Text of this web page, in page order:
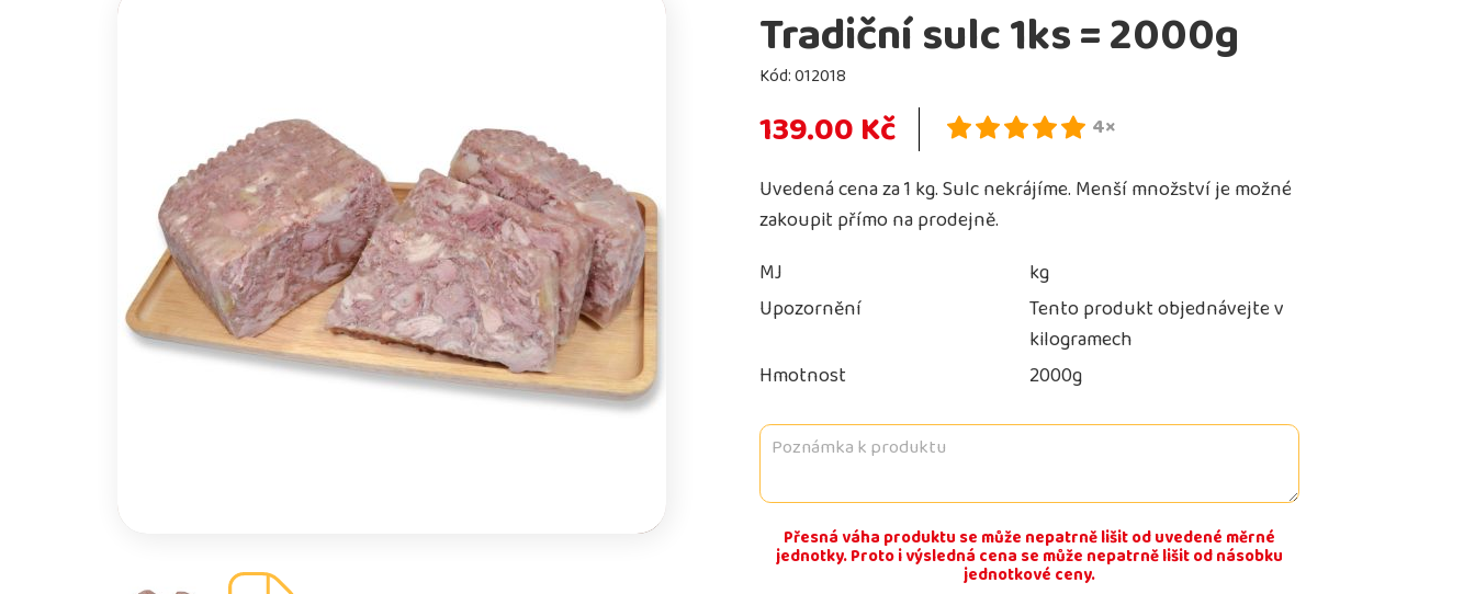
Tradiční sulc 1ks = 2000g
Kód:012018
139.00 Kč 4×
Uvedená cena za 1 kg. Sulc nekrájíme. Menší množství je možné
zakoupit přímo na prodejně.
MJ
kg
Upozornění
Tento produkt objednávejte v
kilogramech
Hmotnost
2000g
Přesná váha produktu se může nepatrně lišit od uvedené měrné
jednotky. Proto i výsledná cena se může nepatrně lišit od násobku
jednotkové ceny.